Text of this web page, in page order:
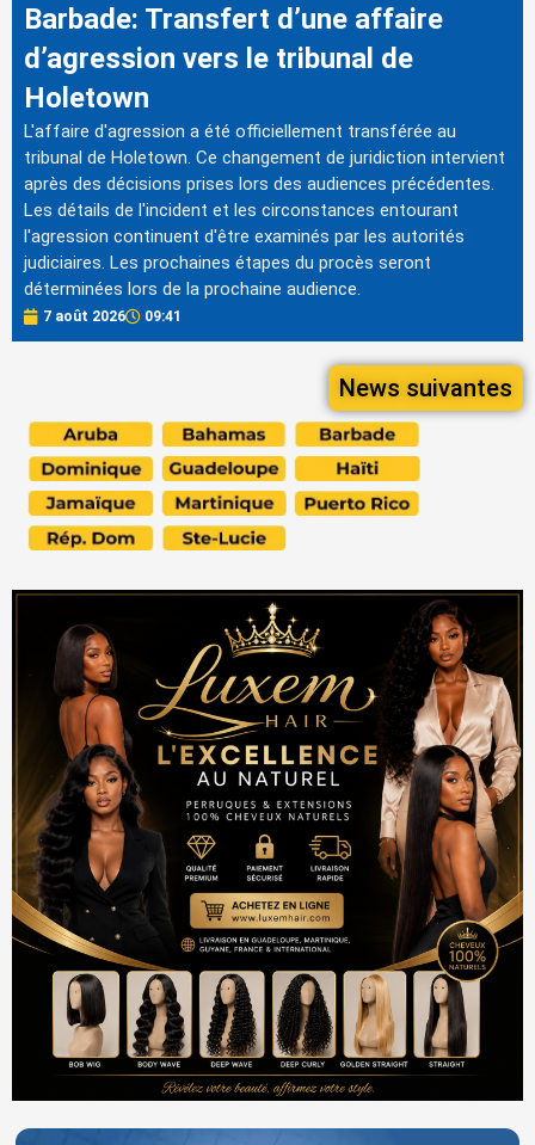
Barbade: Transfert d’une affaire
d’agression vers le tribunal de
Holetown
L'affaire d'agression a été officiellement transférée au
tribunal de Holetown. Ce changement de juridiction intervient
après des décisions prises lors des audiences précédentes.
Les détails de l'incident et les circonstances entourant
l'agression continuent d'être examinés par les autorités
judiciaires. Les prochaines étapes du procès seront
déterminées lors de la prochaine audience.
7 août 2026 09:41
News suivantes